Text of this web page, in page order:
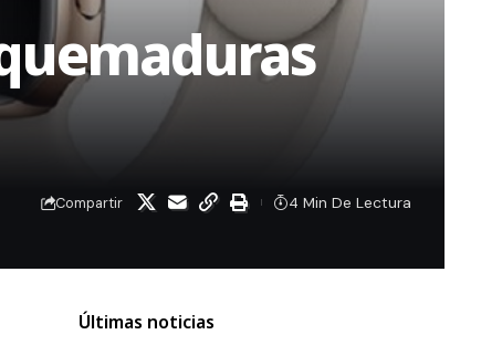
Compartir 4 Min De Lectura
Últimas noticias